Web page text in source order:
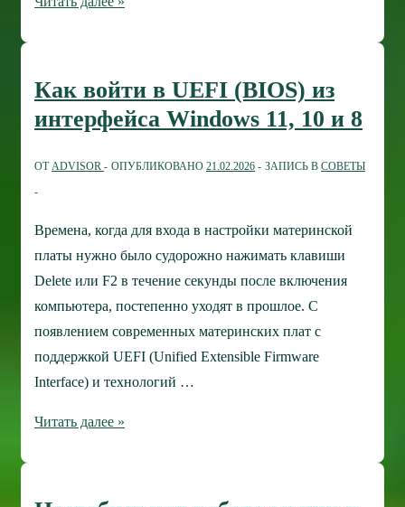
и
серийный
Как войти в UEFI (BIOS) из
интерфейса Windows 11, 10 и 8
ОТADVISOR ОПУБЛИКОВАНО 21.02.2026 ЗАПИСЬ В СОВЕТЫ
Времена, когда для входа в настройки материнской
платы нужно было судорожно нажимать клавиши
Delete или F2 в течение секунды после включения
компьютера, постепенно уходят в прошлое. С
появлением современных материнских плат с
поддержкой UEFI (Unified Extensible Firmware
Interface) и технологий …
Как
Читать далее »